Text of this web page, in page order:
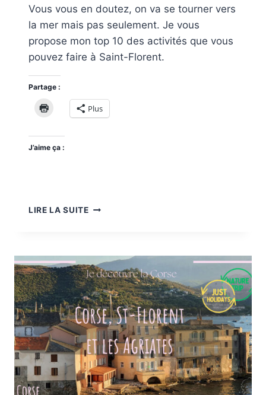
Vous vous en doutez, on va se tourner vers
la mer mais pas seulement. Je vous
propose mon top 10 des activités que vous
pouvez faire à Saint-Florent.
Partage :
Plus
J’aime ça :
LIRE LA SUITETOP
SAINT-
FLORENT